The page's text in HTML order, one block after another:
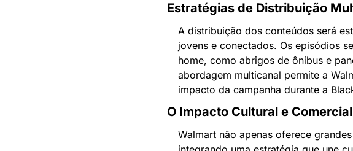
Estratégias de Distribuição
A distribuição dos conteúdos será
jovens e conectados. Os episódios
home, como abrigos de ônibus e
abordagem multicanal permite a
impacto da campanha durante a
O Impacto Cultural e Comercial
Walmart não apenas oferece